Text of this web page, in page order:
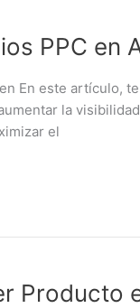
PPC en
En este artículo,
la
el
Producto